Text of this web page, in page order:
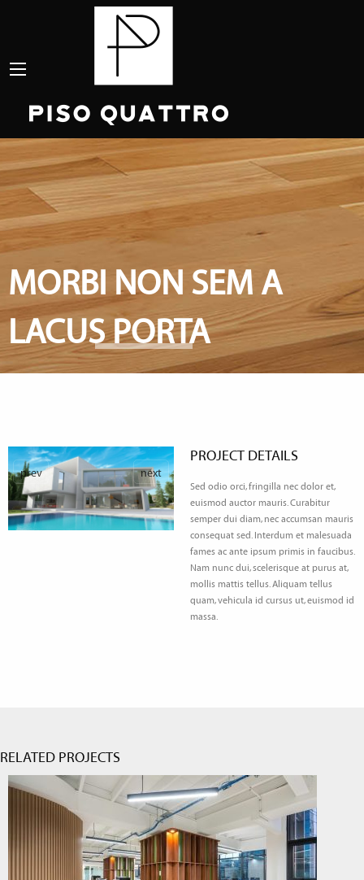
MORBI NON SEM A
LACUS PORTA
prev next
PROJECT DETAILS
Sed odio orci, fringilla nec dolor et,
euismod auctor mauris. Curabitur
semper dui diam, nec accumsan mauris
consequat sed. Interdum et malesuada
fames ac ante ipsum primis in faucibus.
Nam nunc dui, scelerisque at purus at,
mollis mattis tellus. Aliquam tellus
quam, vehicula id cursus ut, euismod id
massa.
RELATED PROJECTS